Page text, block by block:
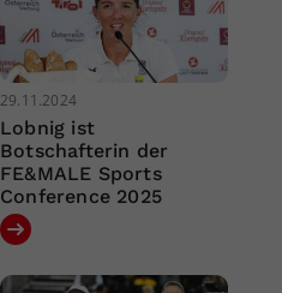
29.11.2024
Lobnig ist
Botschafterin der
FE&MALE Sports
Conference 2025